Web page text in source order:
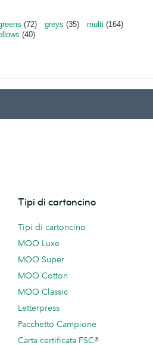
(72) greys (35) multi (164)
(40)
Tipi di cartoncino
Tipi di cartoncino
MOO Luxe
MOO Super
MOO Cotton
MOO Classic
Letterpress
Pacchetto Campione
Carta certificata FSC®